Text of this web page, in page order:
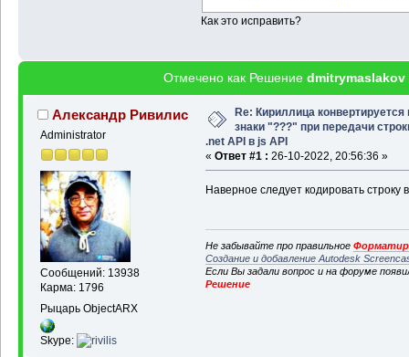
Как это исправить?
Отмечено как Решение dmitrymaslakov
Александр Ривилис
Administrator
Сообщений: 13938
Карма: 1796
Рыцарь ObjectARX
Skype:
Re: Кириллица конвертируется
знаки "???" при передачи
.net API в js API
« Ответ #1 : 26-10-2022, 20:56:36 »
Наверное следует кодировать строку
Не забывайте про правильное
Создание и добавление Autodesk
Если Вы задали вопрос и на форуме
Решение